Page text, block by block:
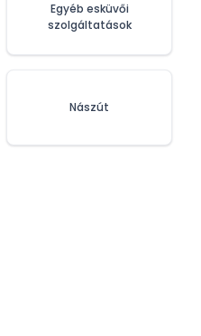
Egyéb esküvői
szolgáltatások
Nászút